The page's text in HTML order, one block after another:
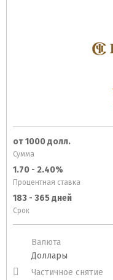
от 1000 долл.
Сумма
1.70 - 2.40%
Процентная ставка
183 - 365 дней
Срок
Валюта
Доллары
Частичное снятие